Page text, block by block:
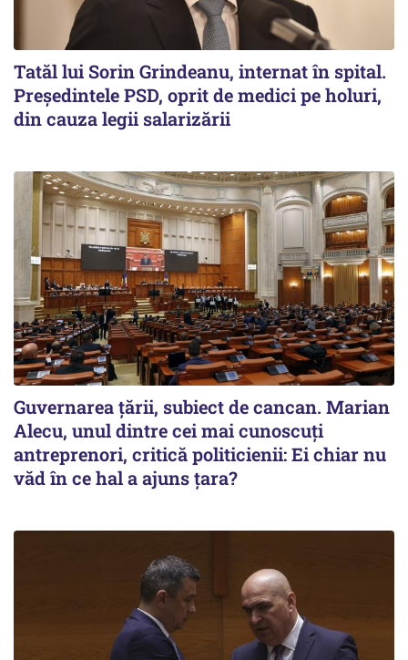
Tatăl lui Sorin Grindeanu, internat în spital.
Preşedintele PSD, oprit de medici pe holuri,
din cauza legii salarizării
Guvernarea ţării, subiect de cancan. Marian
Alecu, unul dintre cei mai cunoscuţi
antreprenori, critică politicienii: Ei chiar nu
văd în ce hal a ajuns ţara?